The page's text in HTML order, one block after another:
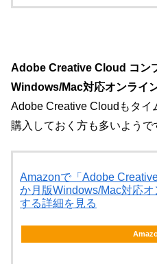
Adobe Creative Cloud コン
Windows/Mac対応オンライ
Adobe Creative Cloudもタイ
購入しておく方も多いようで
Amazonで「Adobe
か月版Windows/Mac対応
する詳細を見る